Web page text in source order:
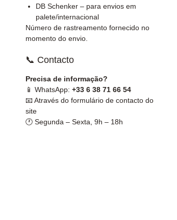
DB Schenker – para envios em
palete/internacional
Número de rastreamento fornecido no
momento do envio.
📞 Contacto
Precisa de informação?
📱 WhatsApp: +33 6 38 71 66 54
📧 Através do formulário de contacto do
site
🕐 Segunda – Sexta, 9h – 18h